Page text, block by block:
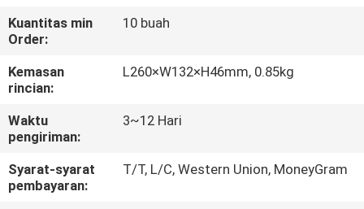
KONTROL
KUALITAS
HUBUNGI
KAMI
BERITA
Kuantitas min
Order:
10 buah
Kemasan
rincian:
L260×W132×H46mm, 0.85kg
Waktu
pengiriman:
3~12 Hari
Syarat-syarat
pembayaran:
T/T, L/C, Western Union, MoneyGram